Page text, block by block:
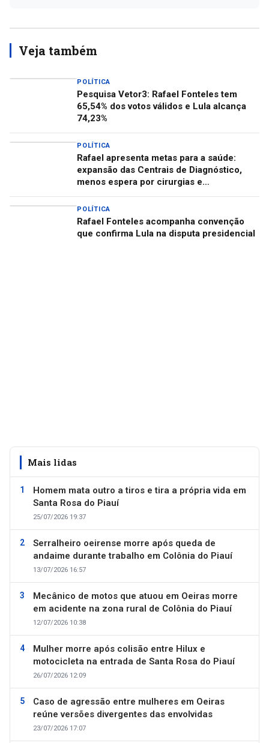
Veja também
POLÍTICA
Pesquisa Vetor3: Rafael Fonteles tem
65,54% dos votos válidos e Lula alcança
74,23%
POLÍTICA
Rafael apresenta metas para a saúde:
expansão das Centrais de Diagnóstico,
menos espera por cirurgias e
descentralização do Centro de Autismo
POLÍTICA
Rafael Fonteles acompanha convenção
que confirma Lula na disputa presidencial
Mais lidas
Homem mata outro a tiros e tira a própria vida em
Santa Rosa do Piauí
25/07/2026 19:37
Serralheiro oeirense morre após queda de
andaime durante trabalho em Colônia do Piauí
13/07/2026 16:57
Mecânico de motos que atuou em Oeiras morre
em acidente na zona rural de Colônia do Piauí
12/07/2026 10:38
Mulher morre após colisão entre Hilux e
motocicleta na entrada de Santa Rosa do Piauí
26/07/2026 12:09
Caso de agressão entre mulheres em Oeiras
reúne versões divergentes das envolvidas
23/07/2026 17:07